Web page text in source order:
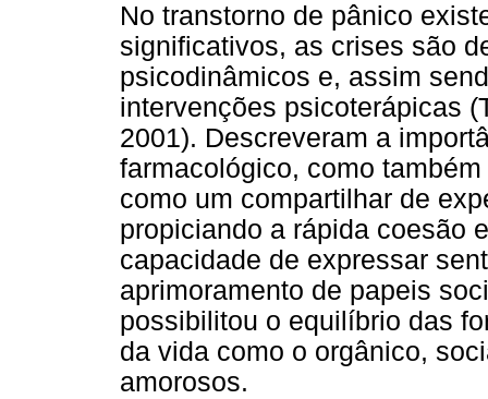
No transtorno de pânico
significativos, as crises são
psicodinâmicos e, assim
intervenções psicoterápicas
2001). Descreveram a
farmacológico, como
como um compartilhar de
propiciando a rápida coesão
capacidade de expressar
aprimoramento de papeis
possibilitou o equilíbrio das
da vida como o orgânico,
amorosos.